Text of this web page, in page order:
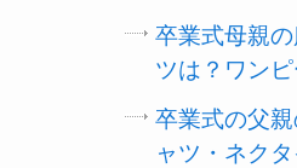
卒業式母親
ツは？ワン
卒業式の父
ャツ・ネク